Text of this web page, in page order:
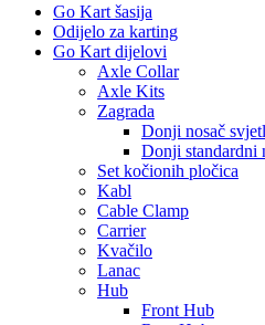
Go Kart šasija
Odijelo za karting
Go Kart dijelovi
Axle Collar
Axle Kits
Zagrada
Donji nosač
Donji standardni
Set kočionih pločica
Kabl
Cable Clamp
Carrier
Kvačilo
Lanac
Hub
Front Hub